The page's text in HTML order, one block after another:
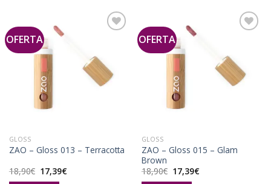
OFERTA
Añadir
a la
lista de
deseos
GLOSS
ZAO – Gloss 013 – Terracotta
18,90€ El
precio
17,39€El
precio
OFERTA
Añadir
a la
lista de
deseos
GLOSS
ZAO – Gloss 015 – Glam
Brown
18,90€ El
precio
17,39€El
precio